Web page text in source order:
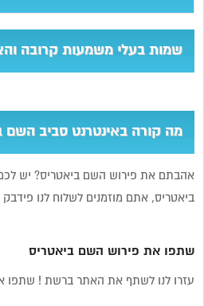
שמות בעלי משמעות קרובה
מה קורה באינטרנט סביב השם
אהבתם את פירוש השם ביאטריס? יש
ביאטריס, אתם מוזמנים לשלוח לנו פידבק
שתפו את פירוש השם ביאטריס
עזרו לנו לשתף את האתר ברשת ! שתפו